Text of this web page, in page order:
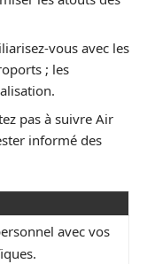
vous avec les
; les
pas à suivre Air
informé des
avec vos